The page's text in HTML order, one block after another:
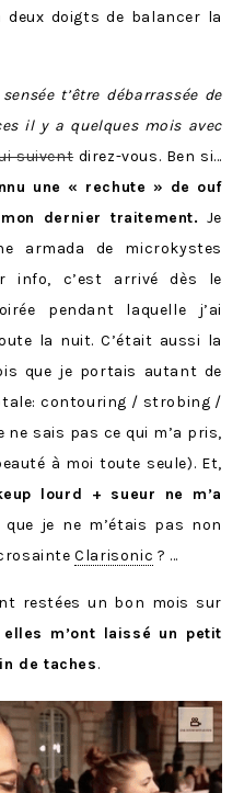
doigts de balancer la
t’être débarrassée de
il y a quelques mois avec
suiventdirez-vous. Ben si…
une « rechute » de ouf
dernier traitement. Je
armada de microkystes
info, c’est arrivé dès le
pendant laquelle j’ai
la nuit. C’était aussi la
que je portais autant de
contouring / strobing /
sais pas ce qui m’a pris,
à moi toute seule). Et,
lourd + sueur ne m’a
je ne m’étais pas non
Clarisonic ? …
restées un bon mois sur
elles m’ont laissé un petit
de taches.